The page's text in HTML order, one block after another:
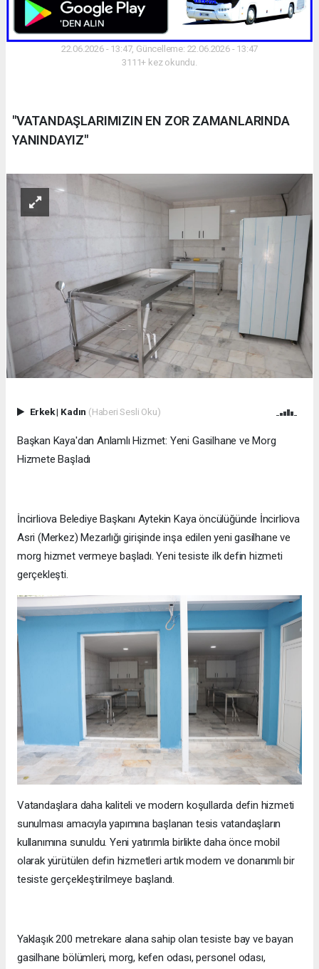
22.06.2026 - 13:47, Güncelleme: 22.06.2026 - 13:47
3111+ kez okundu.
"VATANDAŞLARIMIZIN EN ZOR ZAMANLARINDA
YANINDAYIZ"
Erkek| Kadın (Haberi Sesli Oku)
Başkan Kaya'dan Anlamlı Hizmet: Yeni Gasilhane ve Morg
Hizmete Başladı
İncirliova Belediye Başkanı Aytekin Kaya öncülüğünde İncirliova
Asri (Merkez) Mezarlığı girişinde inşa edilen yeni gasilhane ve
morg hizmet vermeye başladı. Yeni tesiste ilk defin hizmeti
gerçekleşti.
Vatandaşlara daha kaliteli ve modern koşullarda defin hizmeti
sunulması amacıyla yapımına başlanan tesis vatandaşların
kullanımına sunuldu. Yeni yatırımla birlikte daha önce mobil
olarak yürütülen defin hizmetleri artık modern ve donanımlı bir
tesiste gerçekleştirilmeye başlandı.
Yaklaşık 200 metrekare alana sahip olan tesiste bay ve bayan
gasilhane bölümleri, morg, kefen odası, personel odası,